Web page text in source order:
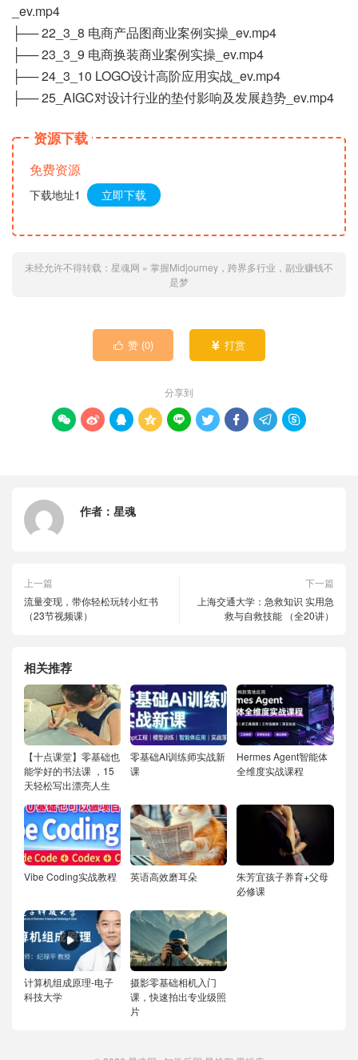
_ev.mp4
├── 22_3_8 电商产品图商业案例实操_ev.mp4
├── 23_3_9 电商换装商业案例实操_ev.mp4
├── 24_3_10 LOGO设计高阶应用实战_ev.mp4
├── 25_AIGC对设计行业的垫付影响及发展趋势_ev.mp4
资源下载
免费资源
下载地址1 立即下载
未经允许不得转载： 星魂网 » 掌握Midjourney，跨界多行业，副业赚钱不
是梦
 赞 (0)  打赏
分享到
        
作者： 星魂
上一篇
流量变现，带你轻松玩转小红书
（23节视频课）
下一篇
上海交通大学：急救知识 实用急
救与自救技能 （全20讲）
相关推荐
【十点课堂】零基础也
能学好的书法课 ，15
天轻松写出漂亮人生
零基础AI训练师实战新
课
Hermes Agent智能体
全维度实战课程
Vibe Coding实战教程 英语高效磨耳朵
朱芳宜孩子养育+父母
必修课
计算机组成原理-电子
科技大学
摄影零基础相机入门
课，快速拍出专业级照
片